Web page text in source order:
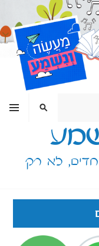
לא רק
תפריט חיפוש